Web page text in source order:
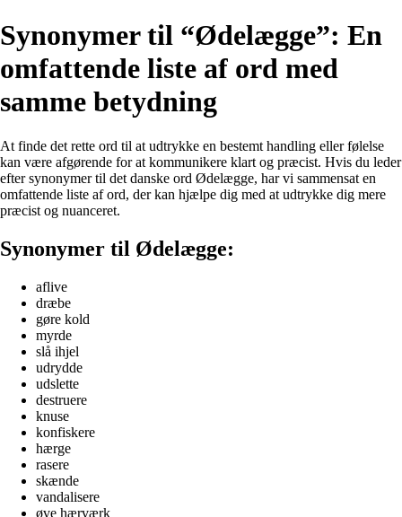
Synonymer til “Ødelægge”: En
omfattende liste af ord med
samme betydning
At finde det rette ord til at udtrykke en bestemt handling eller følelse
kan være afgørende for at kommunikere klart og præcist. Hvis du leder
efter synonymer til det danske ord Ødelægge, har vi sammensat en
omfattende liste af ord, der kan hjælpe dig med at udtrykke dig mere
præcist og nuanceret.
Synonymer til Ødelægge:
aflive
dræbe
gøre kold
myrde
slå ihjel
udrydde
udslette
destruere
knuse
konfiskere
hærge
rasere
skænde
vandalisere
øve hærværk